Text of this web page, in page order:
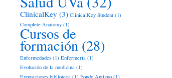
ClinicalKey (3) ClinicalKey Student (1)
Complete Anatomy (1)
Cursos de
formación (28)
Enfermedades (1) Enfermería (1)
Evolución de la medicina (1)
Exposiciones biblioteca (1) Fondo Antiguo (1)